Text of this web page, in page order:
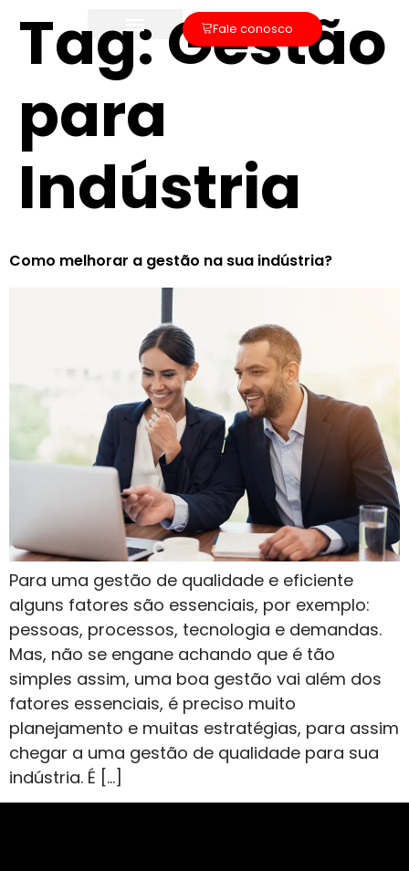
Fale conosco
Tag: Gestão
para
Indústria
Como melhorar a gestão na sua indústria?
Para uma gestão de qualidade e eficiente
alguns fatores são essenciais, por exemplo:
pessoas, processos, tecnologia e demandas.
Mas, não se engane achando que é tão
simples assim, uma boa gestão vai além dos
fatores essenciais, é preciso muito
planejamento e muitas estratégias, para assim
chegar a uma gestão de qualidade para sua
indústria. É […]